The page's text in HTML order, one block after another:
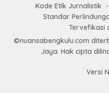
Kode Etik Jurnalistik
Standar
Tervefikasi
©nuansabengkulu.com
Jaya. Hak cipta
Versi